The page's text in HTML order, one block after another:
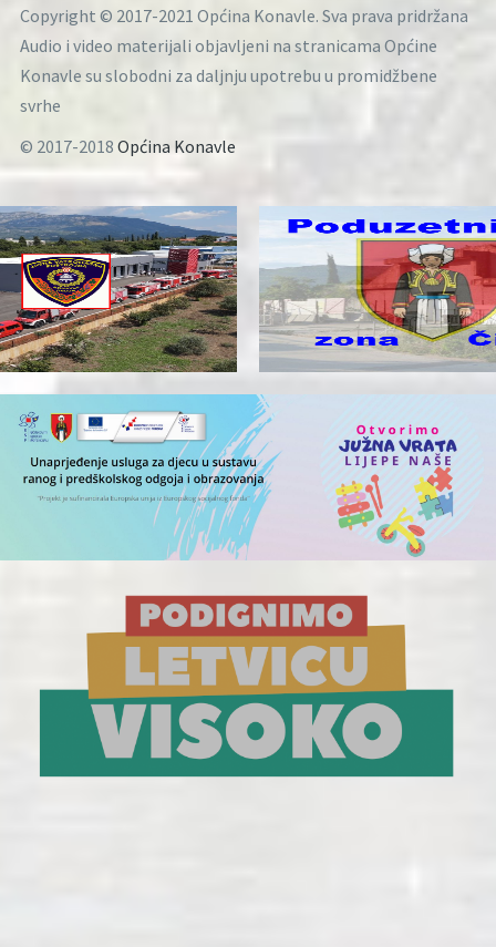
Copyright © 2017-2021 Općina Konavle. Sva prava pridržana
Audio i video materijali objavljeni na stranicama Općine
Konavle su slobodni za daljnju upotrebu u promidžbene
svrhe
© 2017-2018 Općina Konavle